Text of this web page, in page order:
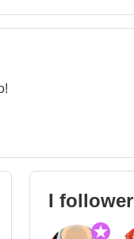
I follower